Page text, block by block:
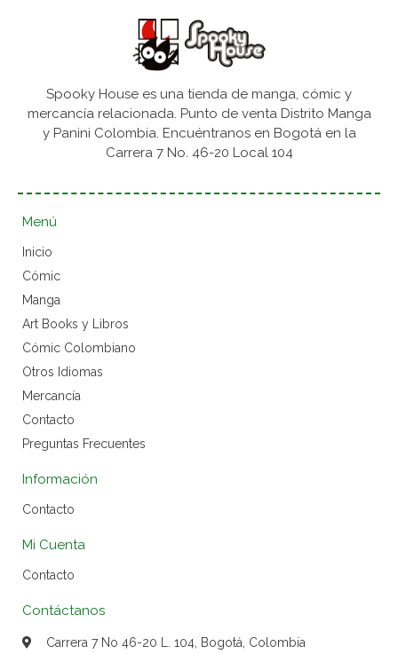
Spooky House es una tienda de manga, cómic y
mercancía relacionada. Punto de venta Distrito Manga
y Panini Colombia. Encuéntranos en Bogotá en la
Carrera 7 No. 46-20 Local 104
Menú
Inicio
Cómic
Manga
Art Books y Libros
Cómic Colombiano
Otros Idiomas
Mercancía
Contacto
Preguntas Frecuentes
Información
Contacto
Mi Cuenta
Contacto
Contáctanos
Carrera 7 No 46-20 L. 104, Bogotá, Colombia